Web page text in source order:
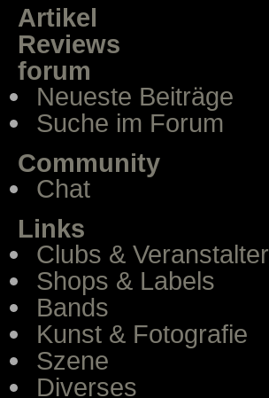
Artikel
Reviews
forum
Neueste Beiträge
Suche im Forum
Community
Chat
Links
Clubs & Veranstalter
Shops & Labels
Bands
Kunst & Fotografie
Szene
Diverses